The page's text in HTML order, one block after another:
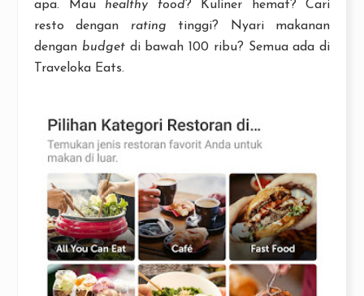
apa. Mau healthy food? Kuliner hemat? Cari
resto dengan rating tinggi? Nyari makanan
dengan budgetdi bawah 100 ribu? Semua ada di
Traveloka Eats.